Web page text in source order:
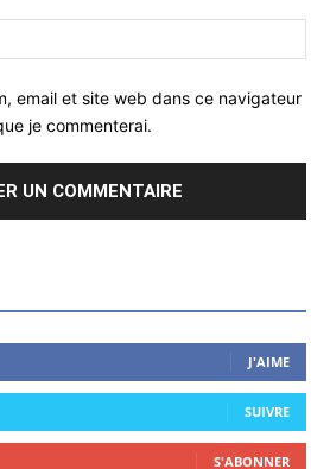
email et site web dans ce navigateur
je commenterai.
J'AIME
SUIVRE
S'ABONNER